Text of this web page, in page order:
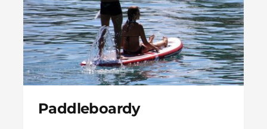
Paddleboardy